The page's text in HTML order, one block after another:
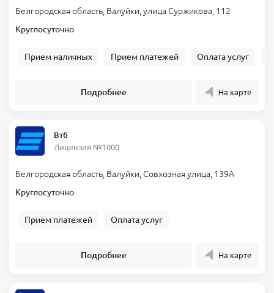
Белгородская область, Валуйки, улица Суржикова, 112
Круглосуточно
Прием наличных Прием платежей Оплата услуг
Подробнее На карте
Втб
Лицензия №1000
Белгородская область, Валуйки, Совхозная улица, 139А
Круглосуточно
Прием платежей Оплата услуг
Подробнее На карте